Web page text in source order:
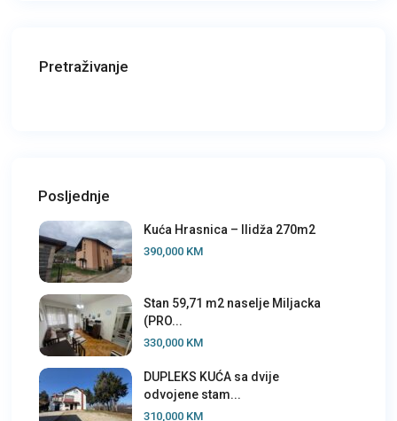
Pretraživanje
Posljednje
Kuća Hrasnica – Ilidža 270m2
390,000 KM
Stan 59,71 m2 naselje Miljacka
(PRO...
330,000 KM
DUPLEKS KUĆA sa dvije
odvojene stam...
310,000 KM